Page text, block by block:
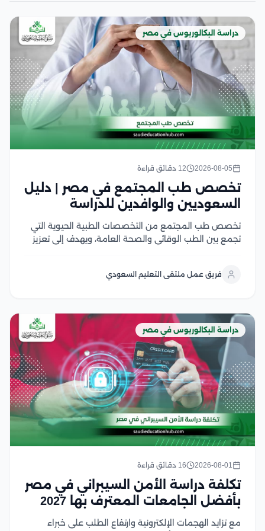
دراسة البكالوريوس في مصر
2026-08-05 12 دقائق قراءة
تخصص طب المجتمع في مصر | دليل
السعوديين والوافدين للدراسة
تخصص طب المجتمع من التخصصات الطبية الحيوية التي
تجمع بين الطب الوقائي والصحة العامة، ويهدف إلى تعزيز
ويشهد هذا التخصص إقبالًا كبير من الطلاب...
فريق عمل ملتقى التعليم السعودي
دراسة البكالوريوس في مصر
2026-08-01 16 دقائق قراءة
تكلفة دراسة الأمن السيبراني في مصر
بأفضل الجامعات المعترف بها 2027
مع تزايد الهجمات الإلكترونية وارتفاع الطلب على خبراء